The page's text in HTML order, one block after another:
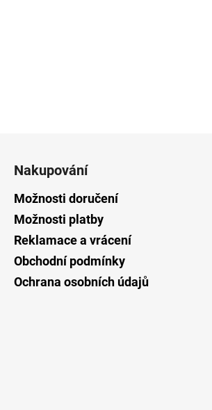
Nakupování
Možnosti doručení
Možnosti platby
Reklamace a vrácení
Obchodní podmínky
Ochrana osobních údajů